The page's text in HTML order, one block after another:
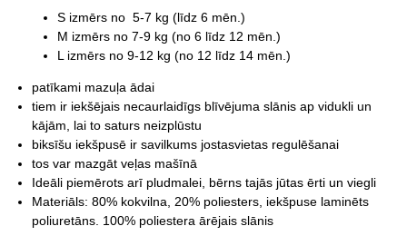
S izmērs no 5-7 kg (līdz 6 mēn.)
M izmērs no 7-9 kg (no 6 līdz 12 mēn.)
L izmērs no 9-12 kg (no 12 līdz 14 mēn.)
patīkami mazuļa ādai
tiem ir iekšējais necaurlaidīgs blīvējuma slānis ap vidukli un
kājām, lai to saturs neizplūstu
biksīšu iekšpusē ir savilkums jostasvietas regulēšanai
tos var mazgāt veļas mašīnā
Ideāli piemērots arī pludmalei, bērns tajās jūtas ērti un viegli
Materiāls: 80% kokvilna, 20% poliesters, iekšpuse laminēts
poliuretāns. 100% poliestera ārējais slānis